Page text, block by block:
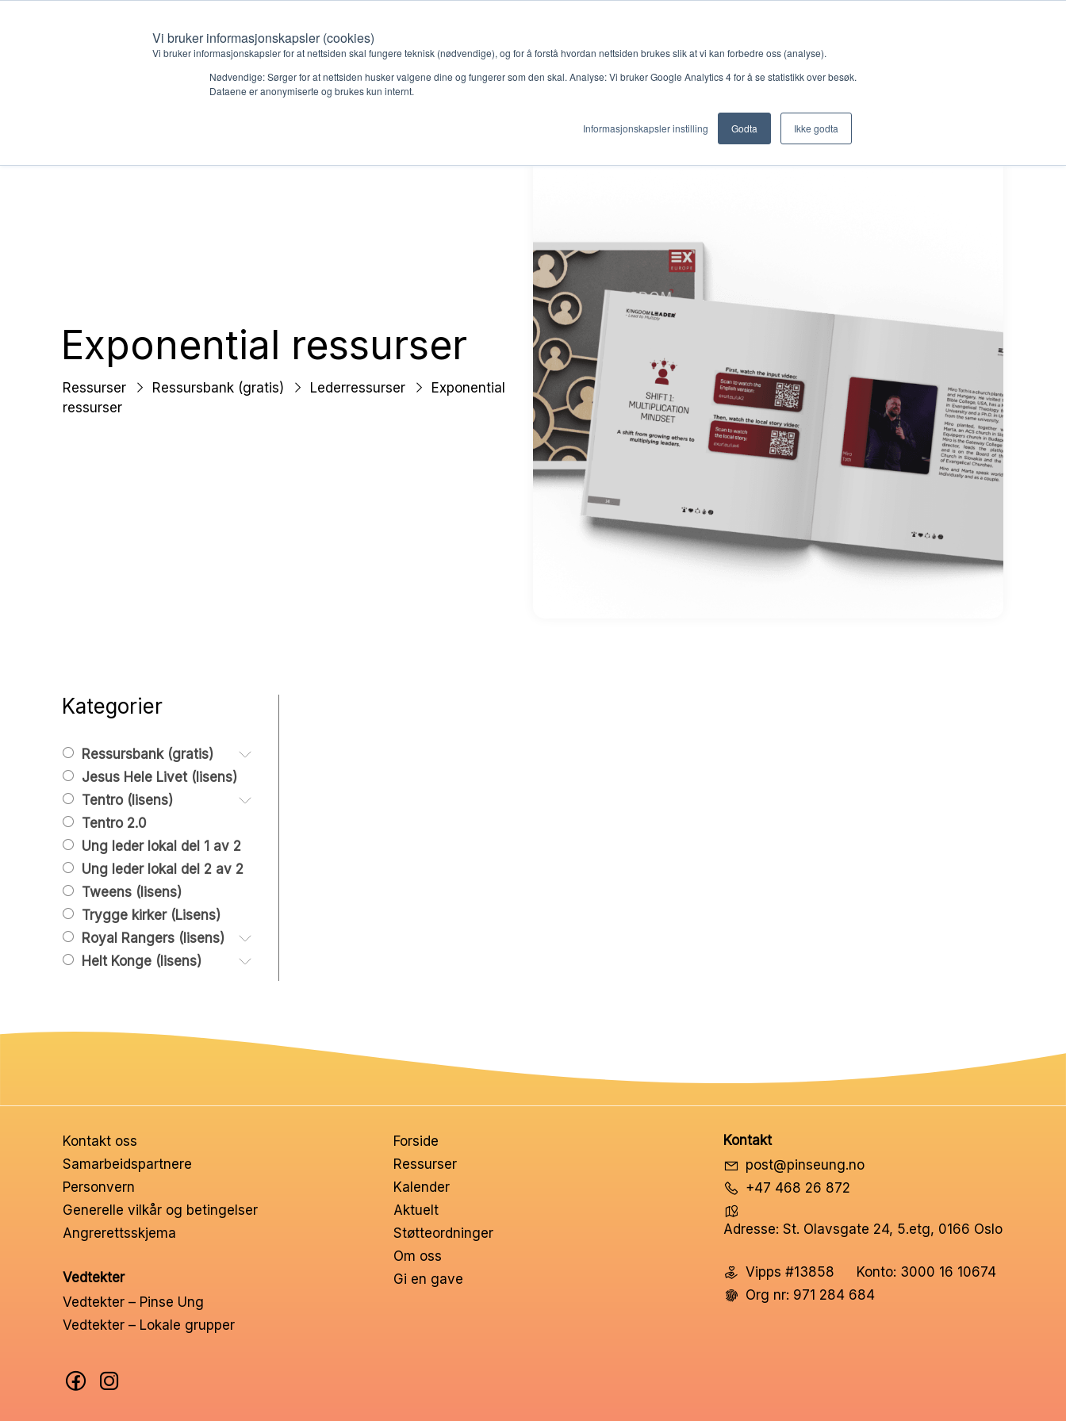
Vi bruker informasjonskapsler (cookies)
Vi bruker informasjonskapsler for at nettsiden skal fungere teknisk (nødvendige), og for å forstå hvordan nettsiden brukes slik at vi kan forbedre oss (analyse).
Nødvendige: Sørger for at nettsiden husker valgene dine og fungerer som den skal. Analyse: Vi bruker Google Analytics 4 for å se statistikk over besøk.
Dataene er anonymiserte og brukes kun internt.
Informasjonskapsler instilling Godta Ikke godta
Kontakt oss Medlemssystem Min konto
Tweens
Nettbutikk
Bøker og hefter
Hermon
Exponential ressurser
Ressurser Ressursbank (gratis) Lederressurser
Exponential
ressurser
Kategorier
Ressursbank (gratis)
Barn 0 år – 4. trinn
Barn: samlinger
Barn: Lek og
aktiviteter
Tweens 5. – 7. trinn
Ungdom 8. trinn – 19 år
Unge voksne 20 – 26
år
Høytid
Jul
Påske
Pinse
Leir og konferanser
Bibelen
Hjemmet
Grafisk og
Jesus Hele Livet (lisens)
Tentro (lisens)
Leksjoner, tenark og
powepoint
Tilleggsleksjoner og
tenark
Grafisk og promo
Tentro ressurser
Tentro 2.0
Ung leder lokal del 1 av 2
Ung leder lokal del 2 av 2
Tweens (lisens)
Trygge kirker (Lisens)
Royal Rangers (lisens)
01. Start
Helt Konge (lisens)
Kontakt oss
Samarbeidspartnere
Personvern
Generelle vilkår og betingelser
Angrerettsskjema
Vedtekter
Vedtekter – Pinse Ung
Vedtekter – Lokale grupper
Forside
Ressurser
Kalender
Aktuelt
Støtteordninger
Om oss
Gi en gave
Kontakt
post@pinseung.no
+47 468 26 872
Adresse: St. Olavsgate 24, 5.etg, 0166 Oslo
Vipps #13858
Konto: 3000 16 10674
Org nr: 971 284 684